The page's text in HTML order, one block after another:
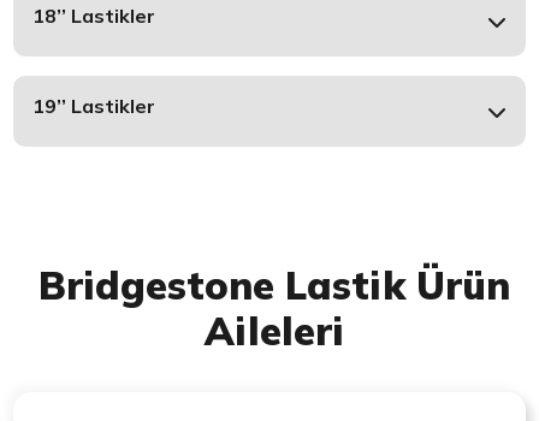
18’’ Lastikler
19’’ Lastikler
Bridgestone Lastik Ürün
Aileleri